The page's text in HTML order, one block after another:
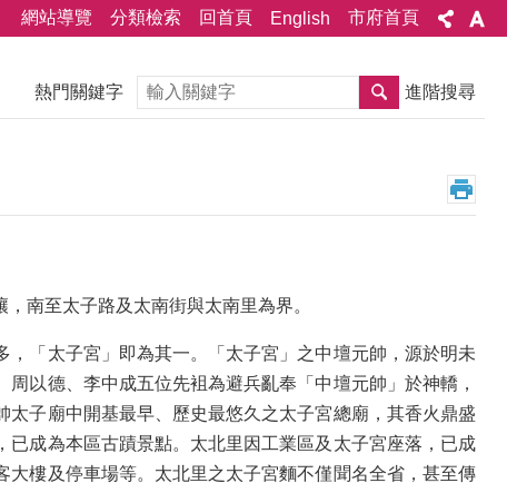
網站導覽 分類檢索 回首頁 English 市府首頁
熱門關鍵字 搜尋 進階搜尋
南至太子路及太南街與太南里為界。
「太子宮」即為其一。「太子宮」之中壇元帥，源於明未
以德、李中成五位先袓為避兵亂奉「中壇元帥」於神轎，
子廟中開基最早、歷史最悠久之太子宮總廟，其香火鼎盛
成為本區古蹟景點。太北里因工業區及太子宮座落，已成
樓及停車場等。太北里之太子宮麵不僅聞名全省，甚至傳